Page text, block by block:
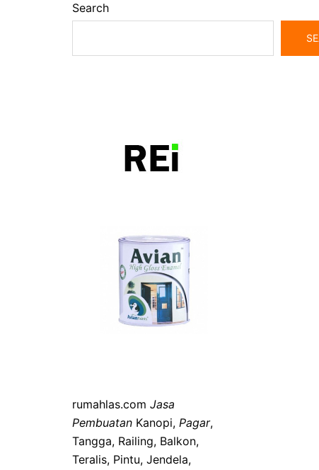
Search
rumahlas.com Jasa
PembuatanKanopi, Pagar,
Tangga, Railing, Balkon,
Teralis, Pintu, Jendela,